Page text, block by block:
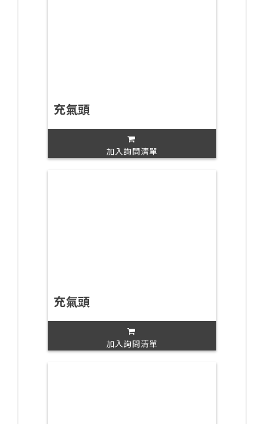
充氣頭
加入詢問清單
充氣頭
加入詢問清單